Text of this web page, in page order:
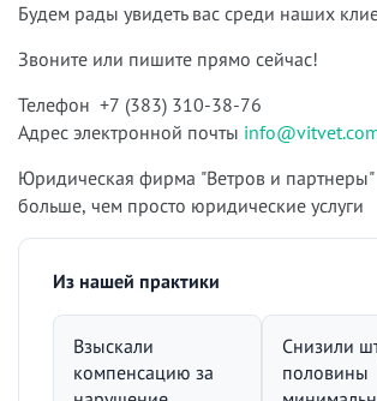
Будем рады увидеть вас среди наших
Звоните или пишите прямо сейчас!
Телефон +7 (383) 310-38-76
Адрес электронной почты
Юридическая фирма "Ветров и партнеры"
больше, чем просто юридические услуги
Из нашей практики
Взыскали
компенсацию за
Снизили
половины